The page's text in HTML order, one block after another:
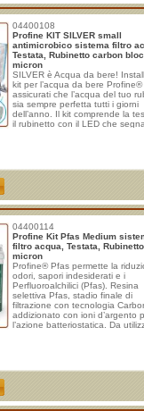
04400108
Profine KIT SILVER small
antimicrobico sistema filtro
Testata, Rubinetto carbon
micron
SILVER è Acqua da bere!
kit per l’acqua da bere
assicurati che l’acqua del tuo
sia sempre perfetta tutti i giorni
dell’anno. Il kit comprende la
il rubinetto con il LED che
04400114
Profine Kit Pfas Medium
filtro acqua, Testata,
micron
Profine® Pfas permette la
odori, sapori indesiderati e i
Perfluoroalchilici (Pfas). Resina
selettiva Pfas, stadio finale di
filtrazione con tecnologia
addizionato con ioni d’argento
l’azione batteriostatica. Da
al consumo umano impiegate